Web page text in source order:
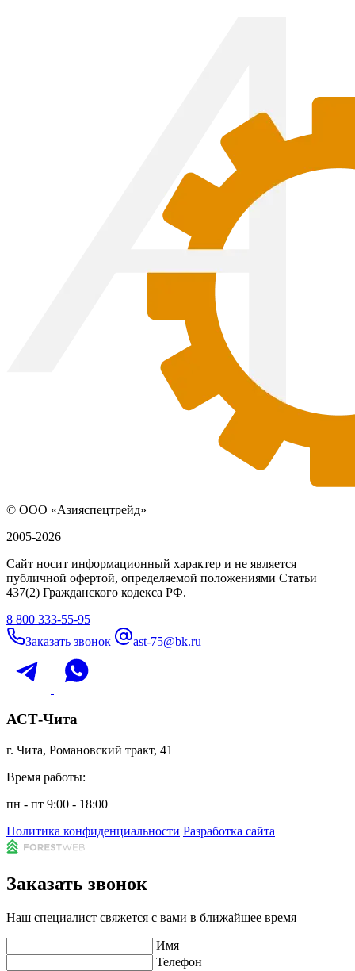
© ООО «Азияспецтрейд»
2005-2026
Сайт носит информационный характер и не является
публичной офертой, определяемой положениями Статьи
437(2) Гражданского кодекса РФ.
8 800 333-55-95
Заказать звонок
ast-75@bk.ru
АСТ-Чита
г. Чита, Романовский тракт, 41
Время работы:
пн - пт 9:00 - 18:00
Политика конфиденциальности Разработка сайта
Заказать звонок
Наш специалист свяжется с вами в ближайшее время
Имя
Телефон